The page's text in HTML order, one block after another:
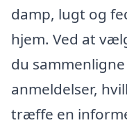
damp, lugt og
hjem. Ved at
du
anmeldelser,
træffe en